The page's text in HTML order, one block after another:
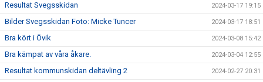
Resultat Svegsskidan 2024-03-17 19:15
Bilder Svegsskidan Foto: Micke Tuncer 2024-03-17 18:51
Bra kört i Övik 2024-03-08 15:42
Bra kämpat av våra åkare. 2024-03-04 12:55
Resultat kommunskidan deltävling 2 2024-02-27 20:31